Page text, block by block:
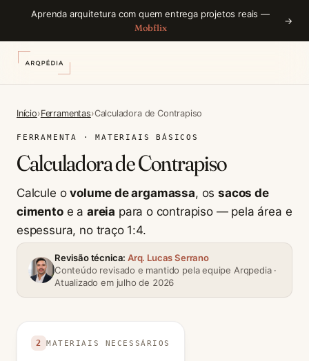
Aprenda arquitetura com quem entrega projetos reais —
Mobflix
→
Início›Ferramentas›Calculadora de Contrapiso
FERRAMENTA · MATERIAIS BÁSICOS
Calculadora de Contrapiso
Calcule ovolume de argamassa, ossacos de
cimentoe a areia para o contrapiso — pela área e
espessura, no traço 1:4.
Revisão técnica:Arq. Lucas Serrano
Conteúdo revisado e mantido pela equipe Arqpedia ·
Atualizado em julho de 2026
2 MATERIAIS NECESSÁRIOS